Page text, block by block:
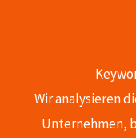
Wir analysieren
Unternehmen,